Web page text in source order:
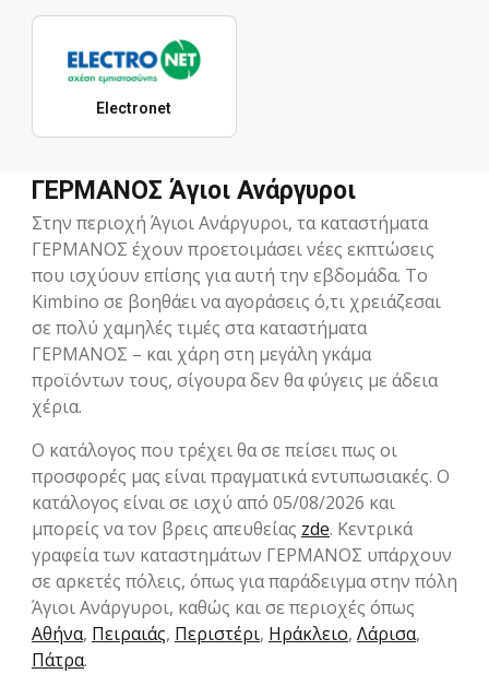
Electronet
ΓΕΡΜΑΝΟΣ Άγιοι Ανάργυροι
Στην περιοχή Άγιοι Ανάργυροι, τα καταστήματα
ΓΕΡΜΑΝΟΣ έχουν προετοιμάσει νέες εκπτώσεις
που ισχύουν επίσης για αυτή την εβδομάδα. Το
Kimbino σε βοηθάει να αγοράσεις ό,τι χρειάζεσαι
σε πολύ χαμηλές τιμές στα καταστήματα
ΓΕΡΜΑΝΟΣ – και χάρη στη μεγάλη γκάμα
προϊόντων τους, σίγουρα δεν θα φύγεις με άδεια
χέρια.
Ο κατάλογος που τρέχει θα σε πείσει πως οι
προσφορές μας είναι πραγματικά εντυπωσιακές. Ο
κατάλογος είναι σε ισχύ από 05/08/2026 και
μπορείς να τον βρεις απευθείας zde. Κεντρικά
γραφεία των καταστημάτων ΓΕΡΜΑΝΟΣ υπάρχουν
σε αρκετές πόλεις, όπως για παράδειγμα στην πόλη
Άγιοι Ανάργυροι, καθώς και σε περιοχές όπως
Αθήνα, Πειραιάς, Περιστέρι, Ηράκλειο, Λάρισα,
Πάτρα.